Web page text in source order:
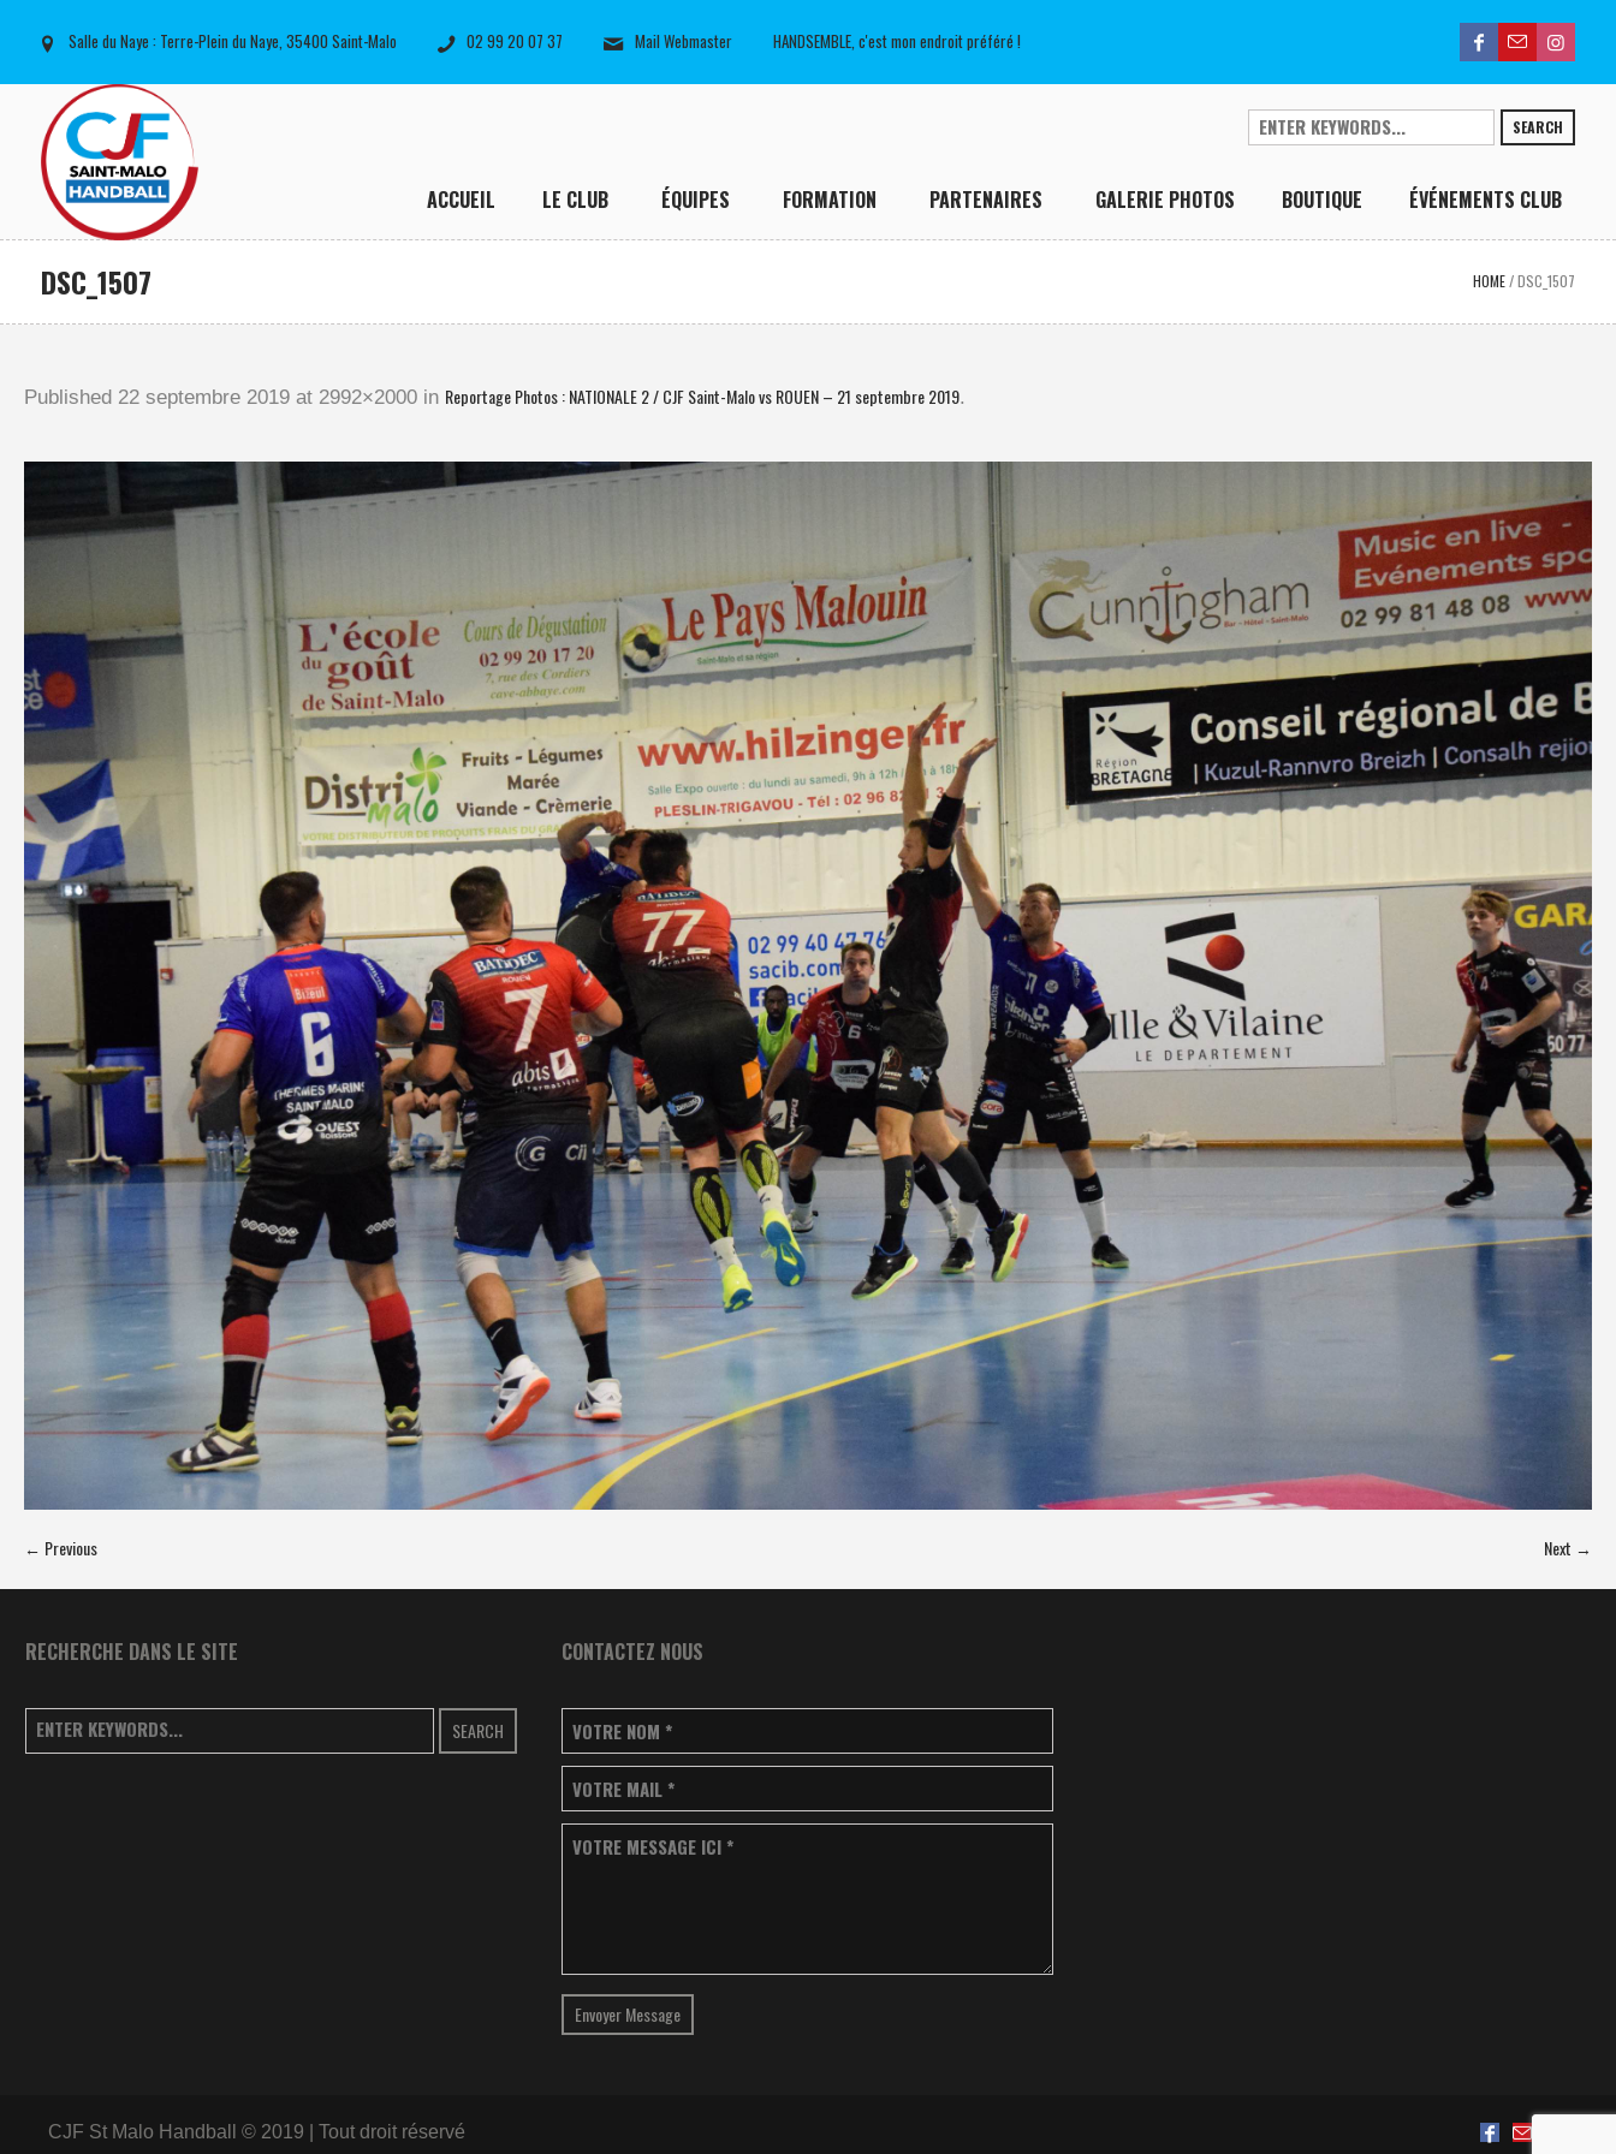
Salle du Naye : Terre-Plein du Naye, 35400 Saint-Malo 02 99 20 07 37 Mail Webmaster HANDSEMBLE, c'est mon endroit préféré !
SEARCH
ACCUEIL LE CLUB ÉQUIPES FORMATION PARTENAIRES GALERIE PHOTOS BOUTIQUE ÉVÉNEMENTS CLUB
DSC_1507 HOME /DSC_1507
Published 22 septembre 2019 at 2992×2000 in Reportage Photos : NATIONALE 2 / CJF Saint-Malo vs ROUEN – 21 septembre 2019.
← Previous Next →
RECHERCHE DANS LE SITE
SEARCH
CONTACTEZ NOUS
VOTRE NOM *
VOTRE MAIL *
VOTRE MESSAGE ICI *
Envoyer Message
CJF St Malo Handball © 2019 | Tout droit réservé